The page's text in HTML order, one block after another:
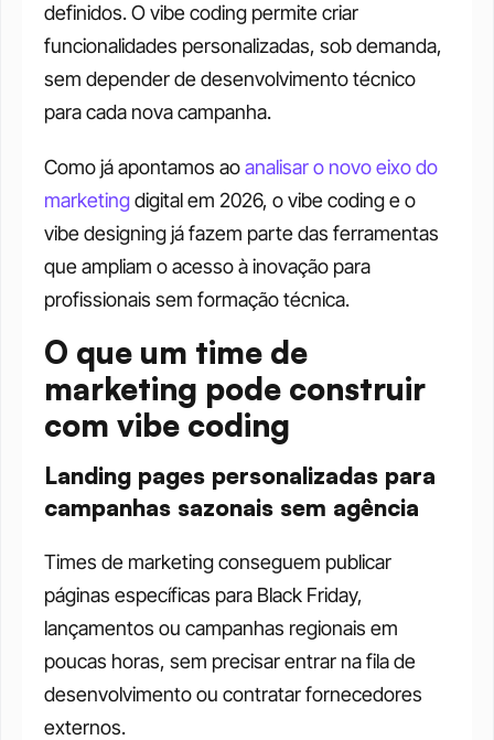
definidos. O vibe coding permite criar
funcionalidades personalizadas, sob demanda,
sem depender de desenvolvimento técnico
para cada nova campanha.
Como já apontamos ao analisar o novo eixo do
marketing digital em 2026, o vibe coding e o
vibe designing já fazem parte das ferramentas
que ampliam o acesso à inovação para
profissionais sem formação técnica.
O que um time de
marketing pode construir
com vibe coding
Landing pages personalizadas para
campanhas sazonais sem agência
Times de marketing conseguem publicar
páginas específicas para Black Friday,
lançamentos ou campanhas regionais em
poucas horas, sem precisar entrar na fila de
desenvolvimento ou contratar fornecedores
externos.